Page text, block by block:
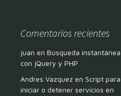
Comentarios recientes
juan en Búsqueda instantánea
con jQuery y PHP
Andres Vazquez en Script para
iniciar o detener servicios en